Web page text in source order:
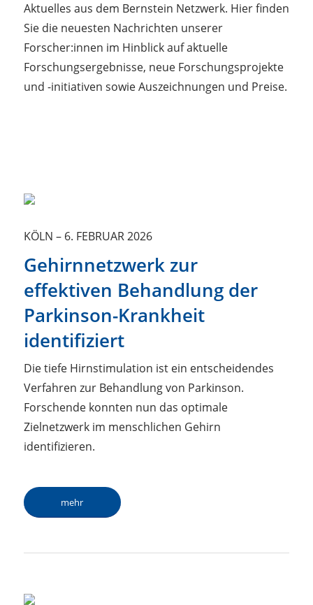
Aktuelles aus dem Bernstein Netzwerk. Hier finden
Sie die neuesten Nachrichten unserer
Forscher:innen im Hinblick auf aktuelle
Forschungsergebnisse, neue Forschungsprojekte
und -initiativen sowie Auszeichnungen und Preise.
KÖLN – 6. FEBRUAR 2026
Gehirnnetzwerk zur
effektiven Behandlung der
Parkinson-Krankheit
identifiziert
Die tiefe Hirnstimulation ist ein entscheidendes
Verfahren zur Behandlung von Parkinson.
Forschende konnten nun das optimale
Zielnetzwerk im menschlichen Gehirn
identifizieren.
mehr